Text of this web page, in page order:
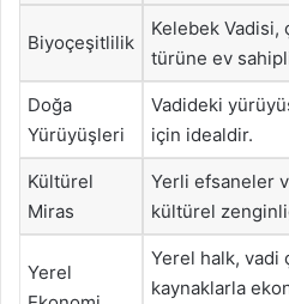
Biyoçeşitlilik
Kelebek Vadisi,
türüne ev
Doğa
Yürüyüşleri
Vadideki
için idealdir.
Kültürel
Miras
Yerli efsaneler
kültürel
Yerel
Yerel halk, vadi
kaynaklarla